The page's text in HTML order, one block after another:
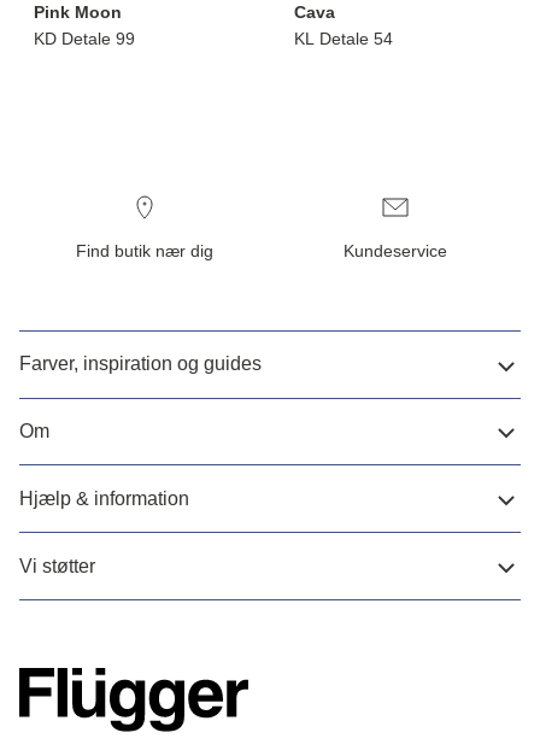
Pink Moon
KD Detale 99
Cava
KL Detale 54
Find butik nær dig Kundeservice
Farver, inspiration og guides
Om
Hjælp & information
Vi støtter